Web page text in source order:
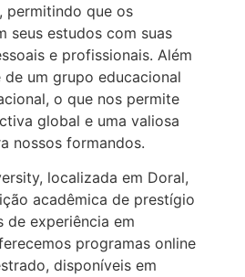
permitindo que os
seus estudos com suas
e profissionais. Além
um grupo educacional
o que nos permite
global e uma valiosa
nossos formandos.
localizada em Doral,
acadêmica de prestígio
de experiência em
programas online
disponíveis em